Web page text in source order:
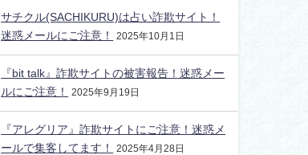
サチクル(SACHIKURU)は占い詐欺サイト！
迷惑メールにご注意！
2025年10月1日
『bit talk』詐欺サイトの被害報告！迷惑メー
ルにご注意！
2025年9月19日
『アレグリア』詐欺サイトにご注意！迷惑メ
ールで集客してます！
2025年4月28日